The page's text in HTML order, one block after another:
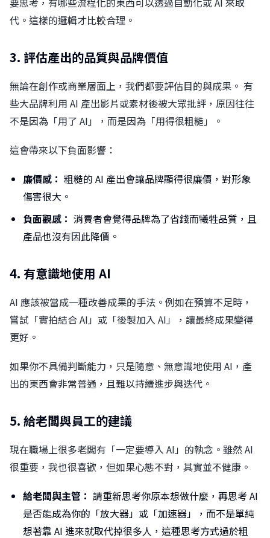
代。這樣的邏輯才比較合理。
3. 評估產出的品質與品牌價值
無論在創作或商業層面上，我們都要評估目的與成果。 有
些大品牌利用 AI 產出影片或素材後被大眾批評，原因往往
不是因為「用了 AI」，而是因為「用得很粗糙」。
這會帶來以下負面影響：
廉價感： 粗糙的 AI 產出會讓品牌顯得很廉價，對形象
傷害很大。
負面觀感： 消費者會覺得品牌為了省錢而犧牲品質，且
產品也沒有因此降價。
4. 有意識地使用 AI
AI 應該被當成一種改善成果的手法。例如在預算不足時，
嘗試「實拍結合 AI」或「後製加入 AI」，讓最終成果變得
更好。
如果你不具備判斷能力，只是隨意、無意識地使用 AI，產
出的東西會非常普通，且難以持續進步與迭代。
5. 給老闆與員工的建議
現在職場上很多老闆有「一定要導入 AI」的執念。雖然 AI
很重要，我也很喜歡，但如果心態不對，其實並不健康。
給老闆與主管： 請重新思考你原本想做什麼，再思考 AI
是否能成為你的「放大器」或「加速器」，而不是單純
想著靠 AI 進來就取代掉很多人，這種思考方式過於粗